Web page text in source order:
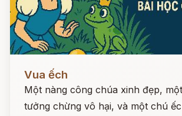
Đọc ngay
Vua ếch
Một nàng công chúa xinh đẹp,
tưởng chừng vô hại, và một chú